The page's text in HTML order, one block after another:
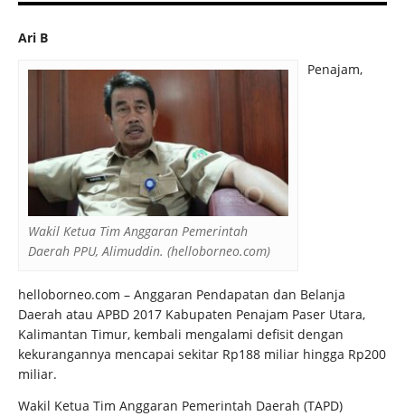
Ari B
Wakil Ketua Tim Anggaran Pemerintah
Daerah PPU, Alimuddin. (helloborneo.com)
Penajam,
helloborneo.com – Anggaran Pendapatan dan Belanja
Daerah atau APBD 2017 Kabupaten Penajam Paser Utara,
Kalimantan Timur, kembali mengalami defisit dengan
kekurangannya mencapai sekitar Rp188 miliar hingga Rp200
miliar.
Wakil Ketua Tim Anggaran Pemerintah Daerah (TAPD)